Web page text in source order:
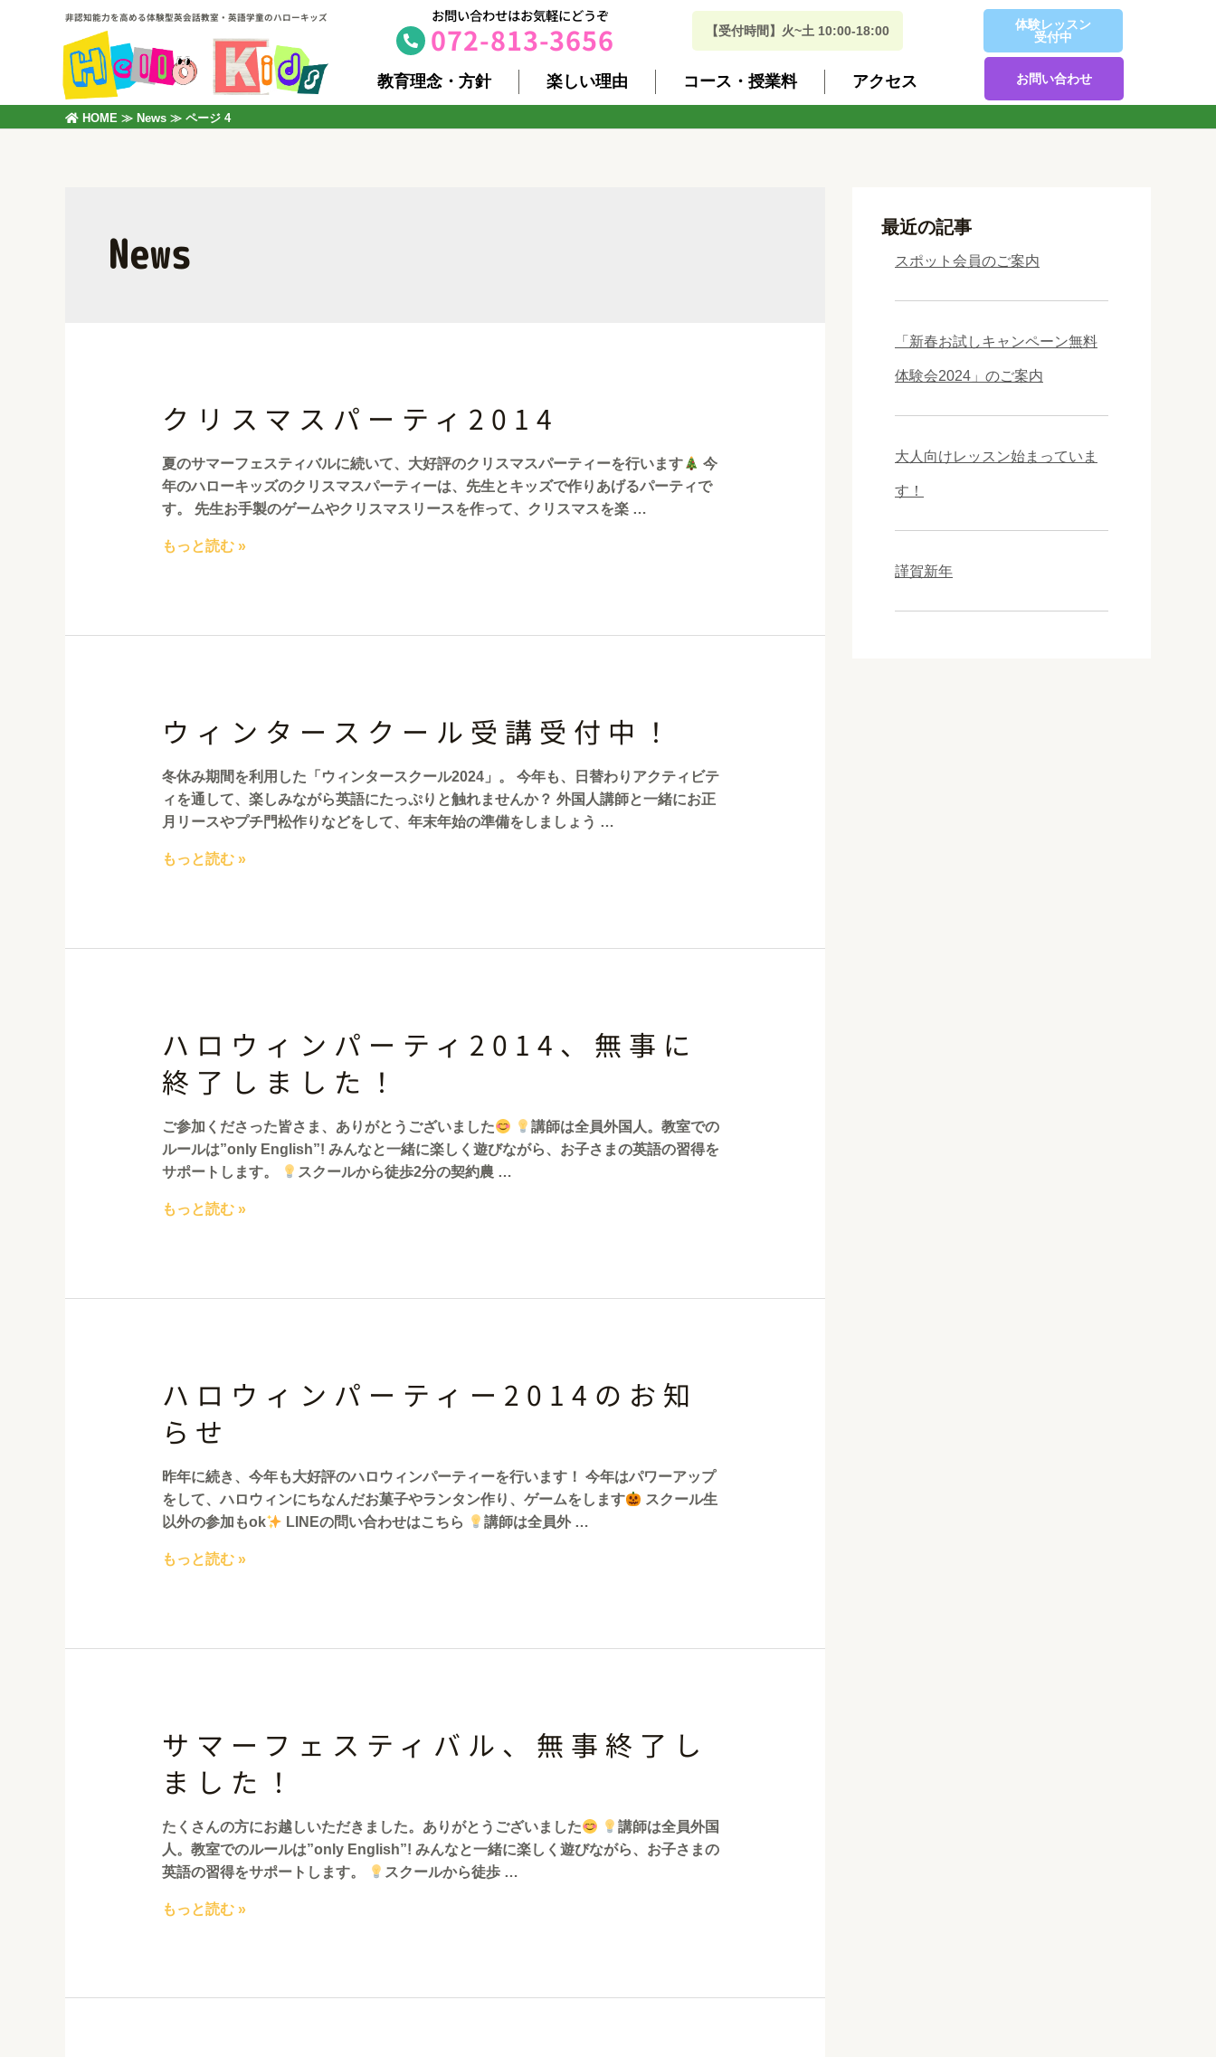
非認知能力を高める体験型英会話教室・英語学童のハローキッズ お問い合わせはお気軽にどうぞ
072-813-3656 【受付時間】火~土 10:00-18:00 体験レッスン
受付中
教育理念・方針 楽しい理由 コース・授業料 アクセス お問い合わせ
HOME ≫ News ≫ ページ 4
News
クリスマスパーティ2014
夏のサマーフェスティバルに続いて、大好評のクリスマスパーティーを行います
今
年のハローキッズのクリスマスパーティーは、先生とキッズで作りあげるパーティで
す。 先生お手製のゲームやクリスマスリースを作って、クリスマスを楽 …
もっと読む »
ウィンタースクール受講受付中！
冬休み期間を利用した「ウィンタースクール2024」。 今年も、日替わりアクティビテ
ィを通して、楽しみながら英語にたっぷりと触れませんか？ 外国人講師と一緒にお正
月リースやプチ門松作りなどをして、年末年始の準備をしましょう …
もっと読む »
ハロウィンパーティ2014、無事に
終了しました！
ご参加くださった皆さま、ありがとうございました
講師は全員外国人。教室での
ルールは”only English”! みんなと一緒に楽しく遊びながら、お子さまの英語の習得を
サポートします。
スクールから徒歩2分の契約農 …
もっと読む »
ハロウィンパーティー2014のお知
らせ
昨年に続き、今年も大好評のハロウィンパーティーを行います！ 今年はパワーアップ
をして、ハロウィンにちなんだお菓子やランタン作り、ゲームをします
スクール生
以外の参加もok
LINEの問い合わせはこちら 講師は全員外 …
もっと読む »
サマーフェスティバル、無事終了し
ました！
たくさんの方にお越しいただきました。ありがとうございました
講師は全員外国
人。教室でのルールは”only English”! みんなと一緒に楽しく遊びながら、お子さまの
英語の習得をサポートします。
スクールから徒歩 …
もっと読む »
最近の記事
スポット会員のご案内
「新春お試しキャンペーン無料
体験会2024」のご案内
大人向けレッスン始まっていま
す！
謹賀新年